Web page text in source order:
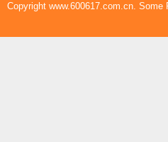
Copyright www.600617.com.cn. Some